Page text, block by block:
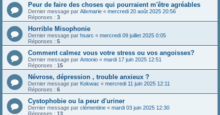
Peur de faire des choses qui pourraient m'être agréables
Dernier message par Alixmarie « mercredi 20 août 2025 20:56
Réponses : 3
Horrible Misophonie
Dernier message par hsarc « mercredi 09 juillet 2025 0:05
Réponses : 5
Comment calmez vous votre stress ou vos angoisses?
Dernier message par Antonio « mardi 17 juin 2025 12:51
Réponses : 15
Névrose, dépression , trouble anxieux ?
Dernier message par Kokwac « mercredi 11 juin 2025 12:11
Réponses : 6
Cystophobie ou la peur d'uriner
Dernier message par clémentine « mardi 03 juin 2025 12:30
Réponses : 13